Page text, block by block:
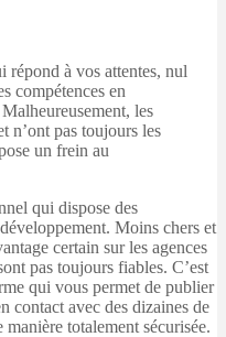
répond à vos attentes, nul
compétences en
les
n’ont pas toujours les
un frein au
qui dispose des
Moins chers et
certain sur les agences
pas toujours fiables. C’est
qui vous permet de publier
contact avec des dizaines de
manière totalement sécurisée.